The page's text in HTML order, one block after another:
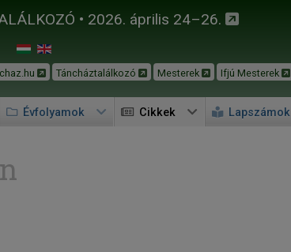
• 2026. április 24–26.
Táncháztalálkozó Mesterek Ifjú Mesterek
Évfolyamok Cikkek Lapszámok